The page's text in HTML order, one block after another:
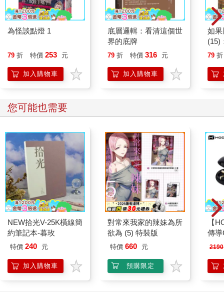
為怪談點燈 1
79 折 特價 253 元
加入購物車
底層邏輯：看清這個世
界的底牌
79 折 特價 316 元
加入購物車
如
(15)
貓
79 折
您可能也需要
NEW拾光V-25K橫線簡
約筆記本-暮玫
特價 240 元
加入購物車
對常來我家的辣妹為所
欲為 (5) 特裝版
特價 660 元
預購限定
【
傳
2190